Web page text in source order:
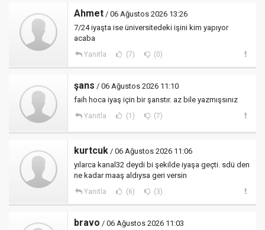
Ahmet / 06 Ağustos 2026 13:26
7/24 iyaşta ise üniversitedeki işini kim yapıyor
acaba
Yanıtla (7) (0)
şans / 06 Ağustos 2026 11:10
faih hoca iyaş için bir şanstır. az bile yazmışsınız
Yanıtla (1) (7)
kurtcuk / 06 Ağustos 2026 11:06
yılarca kanal32 deydi bi şekilde iyaşa geçti. sdü den
ne kadar maaş aldıysa geri versin
Yanıtla (6) (3)
bravo / 06 Ağustos 2026 11:03